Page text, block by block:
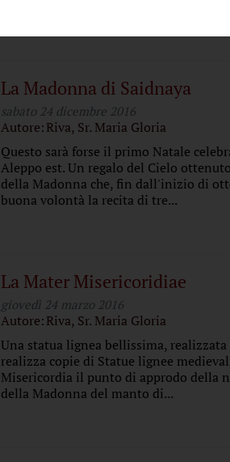
La Madonna di Saidnaya
sabato 24 dicembre 2016
Autore:Riva, Sr. Maria Gloria
Questo sarà forse il primo Natale
Aleppo est. Un regalo del Cielo
della Madonna che, fin dall'inizio di
buona volontà la recita di tre...
La Mater Misericoridiae
giovedì 24 marzo 2016
Autore:Riva, Sr. Maria Gloria
Una statua lignea bellissima,
realizza copie di Statue lignee
Misericordia il punto di approdo della
della Madonna del manto di...